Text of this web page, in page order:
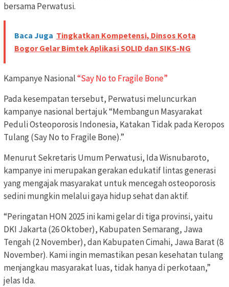
bersama Perwatusi.
Baca Juga Tingkatkan Kompetensi, Dinsos Kota
Bogor Gelar Bimtek Aplikasi SOLID dan SIKS-NG
Kampanye Nasional“Say No to Fragile Bone”
Pada kesempatan tersebut, Perwatusi meluncurkan
kampanye nasional bertajuk “Membangun Masyarakat
Peduli Osteoporosis Indonesia, Katakan Tidak pada Keropos
Tulang (Say No to Fragile Bone).”
Menurut Sekretaris Umum Perwatusi, Ida Wisnubaroto,
kampanye ini merupakan gerakan edukatif lintas generasi
yang mengajak masyarakat untuk mencegah osteoporosis
sedini mungkin melalui gaya hidup sehat dan aktif.
“Peringatan HON 2025 ini kami gelar di tiga provinsi, yaitu
DKI Jakarta (26 Oktober), Kabupaten Semarang, Jawa
Tengah (2 November), dan Kabupaten Cimahi, Jawa Barat (8
November). Kami ingin memastikan pesan kesehatan tulang
menjangkau masyarakat luas, tidak hanya di perkotaan,”
jelas Ida.